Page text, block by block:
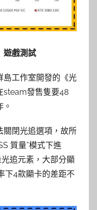
遊戲測試
島工作室開發的《光
steam發售隻要48
關閉光追選項，故所
質量”模式下進
追元素，大部分顯
下4款顯卡的差距不